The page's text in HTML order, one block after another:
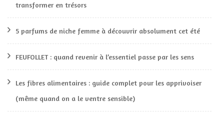
transformer en trésors
5 parfums de niche femme à découvrir absolument cet été
FEUFOLLET : quand revenir à l’essentiel passe par les sens
Les fibres alimentaires : guide complet pour les apprivoiser
(même quand on a le ventre sensible)